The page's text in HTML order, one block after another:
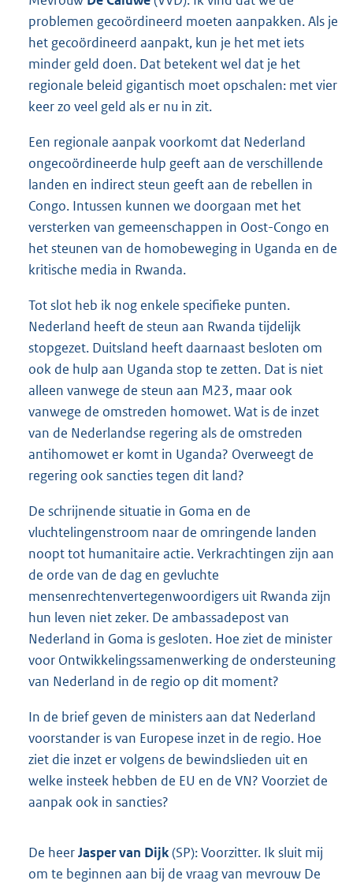
problemen gecoördineerd moeten aanpakken. Als je
het gecoördineerd aanpakt, kun je het met iets
minder geld doen. Dat betekent wel dat je het
regionale beleid gigantisch moet opschalen: met vier
keer zo veel geld als er nu in zit.
Een regionale aanpak voorkomt dat Nederland
ongecoördineerde hulp geeft aan de verschillende
landen en indirect steun geeft aan de rebellen in
Congo. Intussen kunnen we doorgaan met het
versterken van gemeenschappen in Oost-Congo en
het steunen van de homobeweging in Uganda en de
kritische media in Rwanda.
Tot slot heb ik nog enkele specifieke punten.
Nederland heeft de steun aan Rwanda tijdelijk
stopgezet. Duitsland heeft daarnaast besloten om
ook de hulp aan Uganda stop te zetten. Dat is niet
alleen vanwege de steun aan M23, maar ook
vanwege de omstreden homowet. Wat is de inzet
van de Nederlandse regering als de omstreden
antihomowet er komt in Uganda? Overweegt de
regering ook sancties tegen dit land?
De schrijnende situatie in Goma en de
vluchtelingenstroom naar de omringende landen
noopt tot humanitaire actie. Verkrachtingen zijn aan
de orde van de dag en gevluchte
mensenrechtenvertegenwoordigers uit Rwanda zijn
hun leven niet zeker. De ambassadepost van
Nederland in Goma is gesloten. Hoe ziet de minister
voor Ontwikkelingssamenwerking de ondersteuning
van Nederland in de regio op dit moment?
In de brief geven de ministers aan dat Nederland
voorstander is van Europese inzet in de regio. Hoe
ziet die inzet er volgens de bewindslieden uit en
welke insteek hebben de EU en de VN? Voorziet de
aanpak ook in sancties?
De heerJasper van Dijk(SP): Voorzitter. Ik sluit mij
om te beginnen aan bij de vraag van mevrouw De